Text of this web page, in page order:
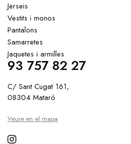
Jerseis
Vestits i monos
Pantalons
Samarretes
Jaquetes i armilles
93 757 82 27
C/ Sant Cugat 161,
08304 Mataró
Veure en el mapa